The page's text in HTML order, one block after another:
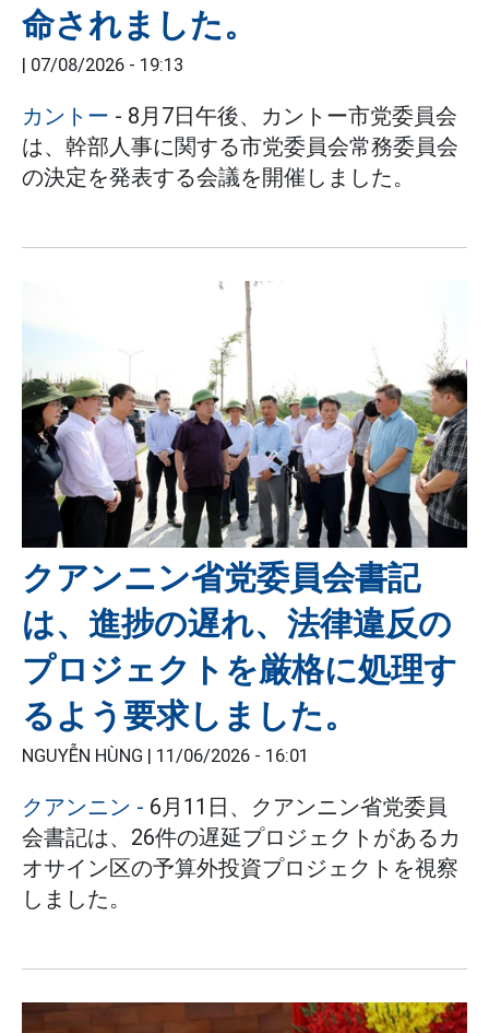
命されました。
| 07/08/2026 - 19:13
カントー - 8月7日午後、カントー市党委員会
は、幹部人事に関する市党委員会常務委員会
の決定を発表する会議を開催しました。
クアンニン省党委員会書記
は、進捗の遅れ、法律違反の
プロジェクトを厳格に処理す
るよう要求しました。
NGUYỄN HÙNG | 11/06/2026 - 16:01
クアンニン - 6月11日、クアンニン省党委員
会書記は、26件の遅延プロジェクトがあるカ
オサイン区の予算外投資プロジェクトを視察
しました。